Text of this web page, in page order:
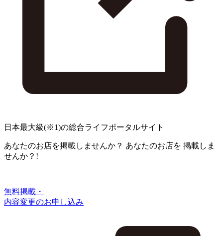
日本最大級(※1)の総合ライフポータルサイト
あなたのお店を掲載しませんか？ あなたのお店を 掲載しま
せんか？!
無料掲載・
内容変更のお申し込み